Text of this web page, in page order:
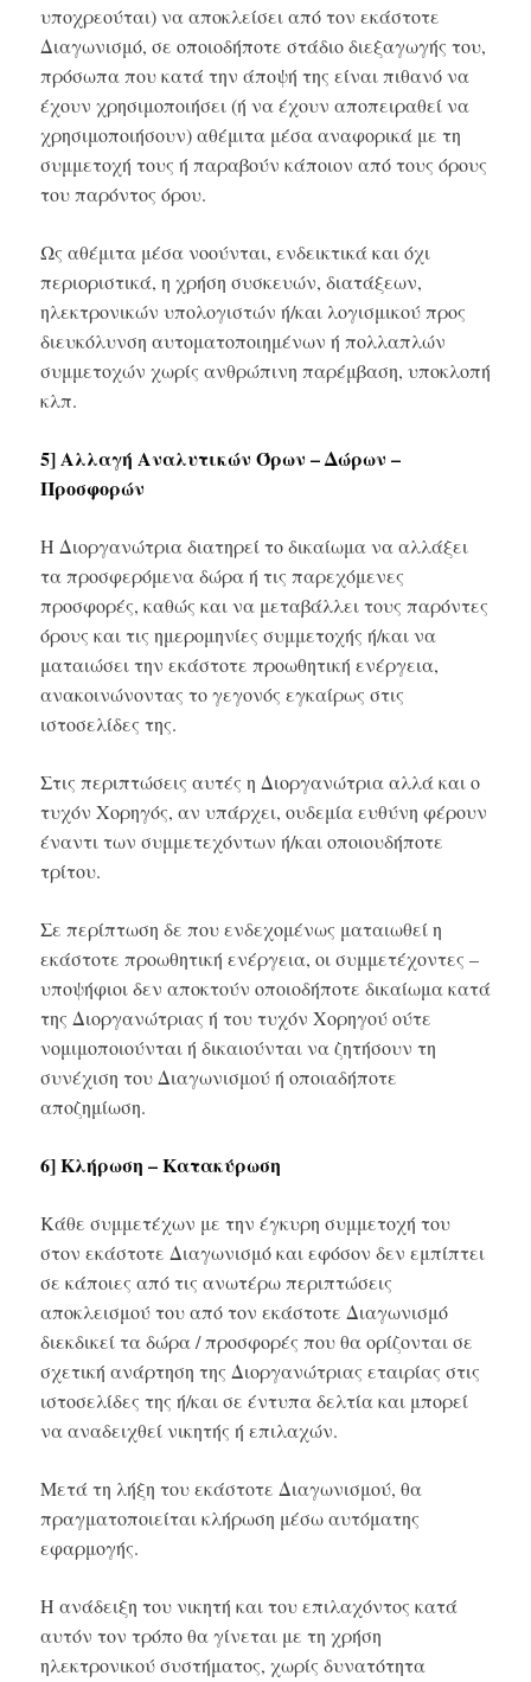
υποχρεούται) να αποκλείσει από τον εκάστοτε
Διαγωνισμό, σε οποιοδήποτε στάδιο διεξαγωγής του,
πρόσωπα που κατά την άποψή της είναι πιθανό να
έχουν χρησιμοποιήσει (ή να έχουν αποπειραθεί να
χρησιμοποιήσουν) αθέμιτα μέσα αναφορικά με τη
συμμετοχή τους ή παραβούν κάποιον από τους όρους
του παρόντος όρου.
Ως αθέμιτα μέσα νοούνται, ενδεικτικά και όχι
περιοριστικά, η χρήση συσκευών, διατάξεων,
ηλεκτρονικών υπολογιστών ή/και λογισμικού προς
διευκόλυνση αυτοματοποιημένων ή πολλαπλών
συμμετοχών χωρίς ανθρώπινη παρέμβαση, υποκλοπή
κλπ.
5] Αλλαγή Αναλυτικών Όρων – Δώρων –
Προσφορών
Η Διοργανώτρια διατηρεί το δικαίωμα να αλλάξει
τα προσφερόμενα δώρα ή τις παρεχόμενες
προσφορές, καθώς και να μεταβάλλει τους παρόντες
όρους και τις ημερομηνίες συμμετοχής ή/και να
ματαιώσει την εκάστοτε προωθητική ενέργεια,
ανακοινώνοντας το γεγονός εγκαίρως στις
ιστοσελίδες της.
Στις περιπτώσεις αυτές η Διοργανώτρια αλλά και ο
τυχόν Χορηγός, αν υπάρχει, ουδεμία ευθύνη φέρουν
έναντι των συμμετεχόντων ή/και οποιουδήποτε
τρίτου.
Σε περίπτωση δε που ενδεχομένως ματαιωθεί η
εκάστοτε προωθητική ενέργεια, οι συμμετέχοντες –
υποψήφιοι δεν αποκτούν οποιοδήποτε δικαίωμα κατά
της Διοργανώτριας ή του τυχόν Χορηγού ούτε
νομιμοποιούνται ή δικαιούνται να ζητήσουν τη
συνέχιση του Διαγωνισμού ή οποιαδήποτε
αποζημίωση.
6] Κλήρωση – Κατακύρωση
Κάθε συμμετέχων με την έγκυρη συμμετοχή του
στον εκάστοτε Διαγωνισμό και εφόσον δεν εμπίπτει
σε κάποιες από τις ανωτέρω περιπτώσεις
αποκλεισμού του από τον εκάστοτε Διαγωνισμό
διεκδικεί τα δώρα / προσφορές που θα ορίζονται σε
σχετική ανάρτηση της Διοργανώτριας εταιρίας στις
ιστοσελίδες της ή/και σε έντυπα δελτία και μπορεί
να αναδειχθεί νικητής ή επιλαχών.
Μετά τη λήξη του εκάστοτε Διαγωνισμού, θα
πραγματοποιείται κλήρωση μέσω αυτόματης
εφαρμογής.
Η ανάδειξη του νικητή και του επιλαχόντος κατά
αυτόν τον τρόπο θα γίνεται με τη χρήση
ηλεκτρονικού συστήματος, χωρίς δυνατότητα